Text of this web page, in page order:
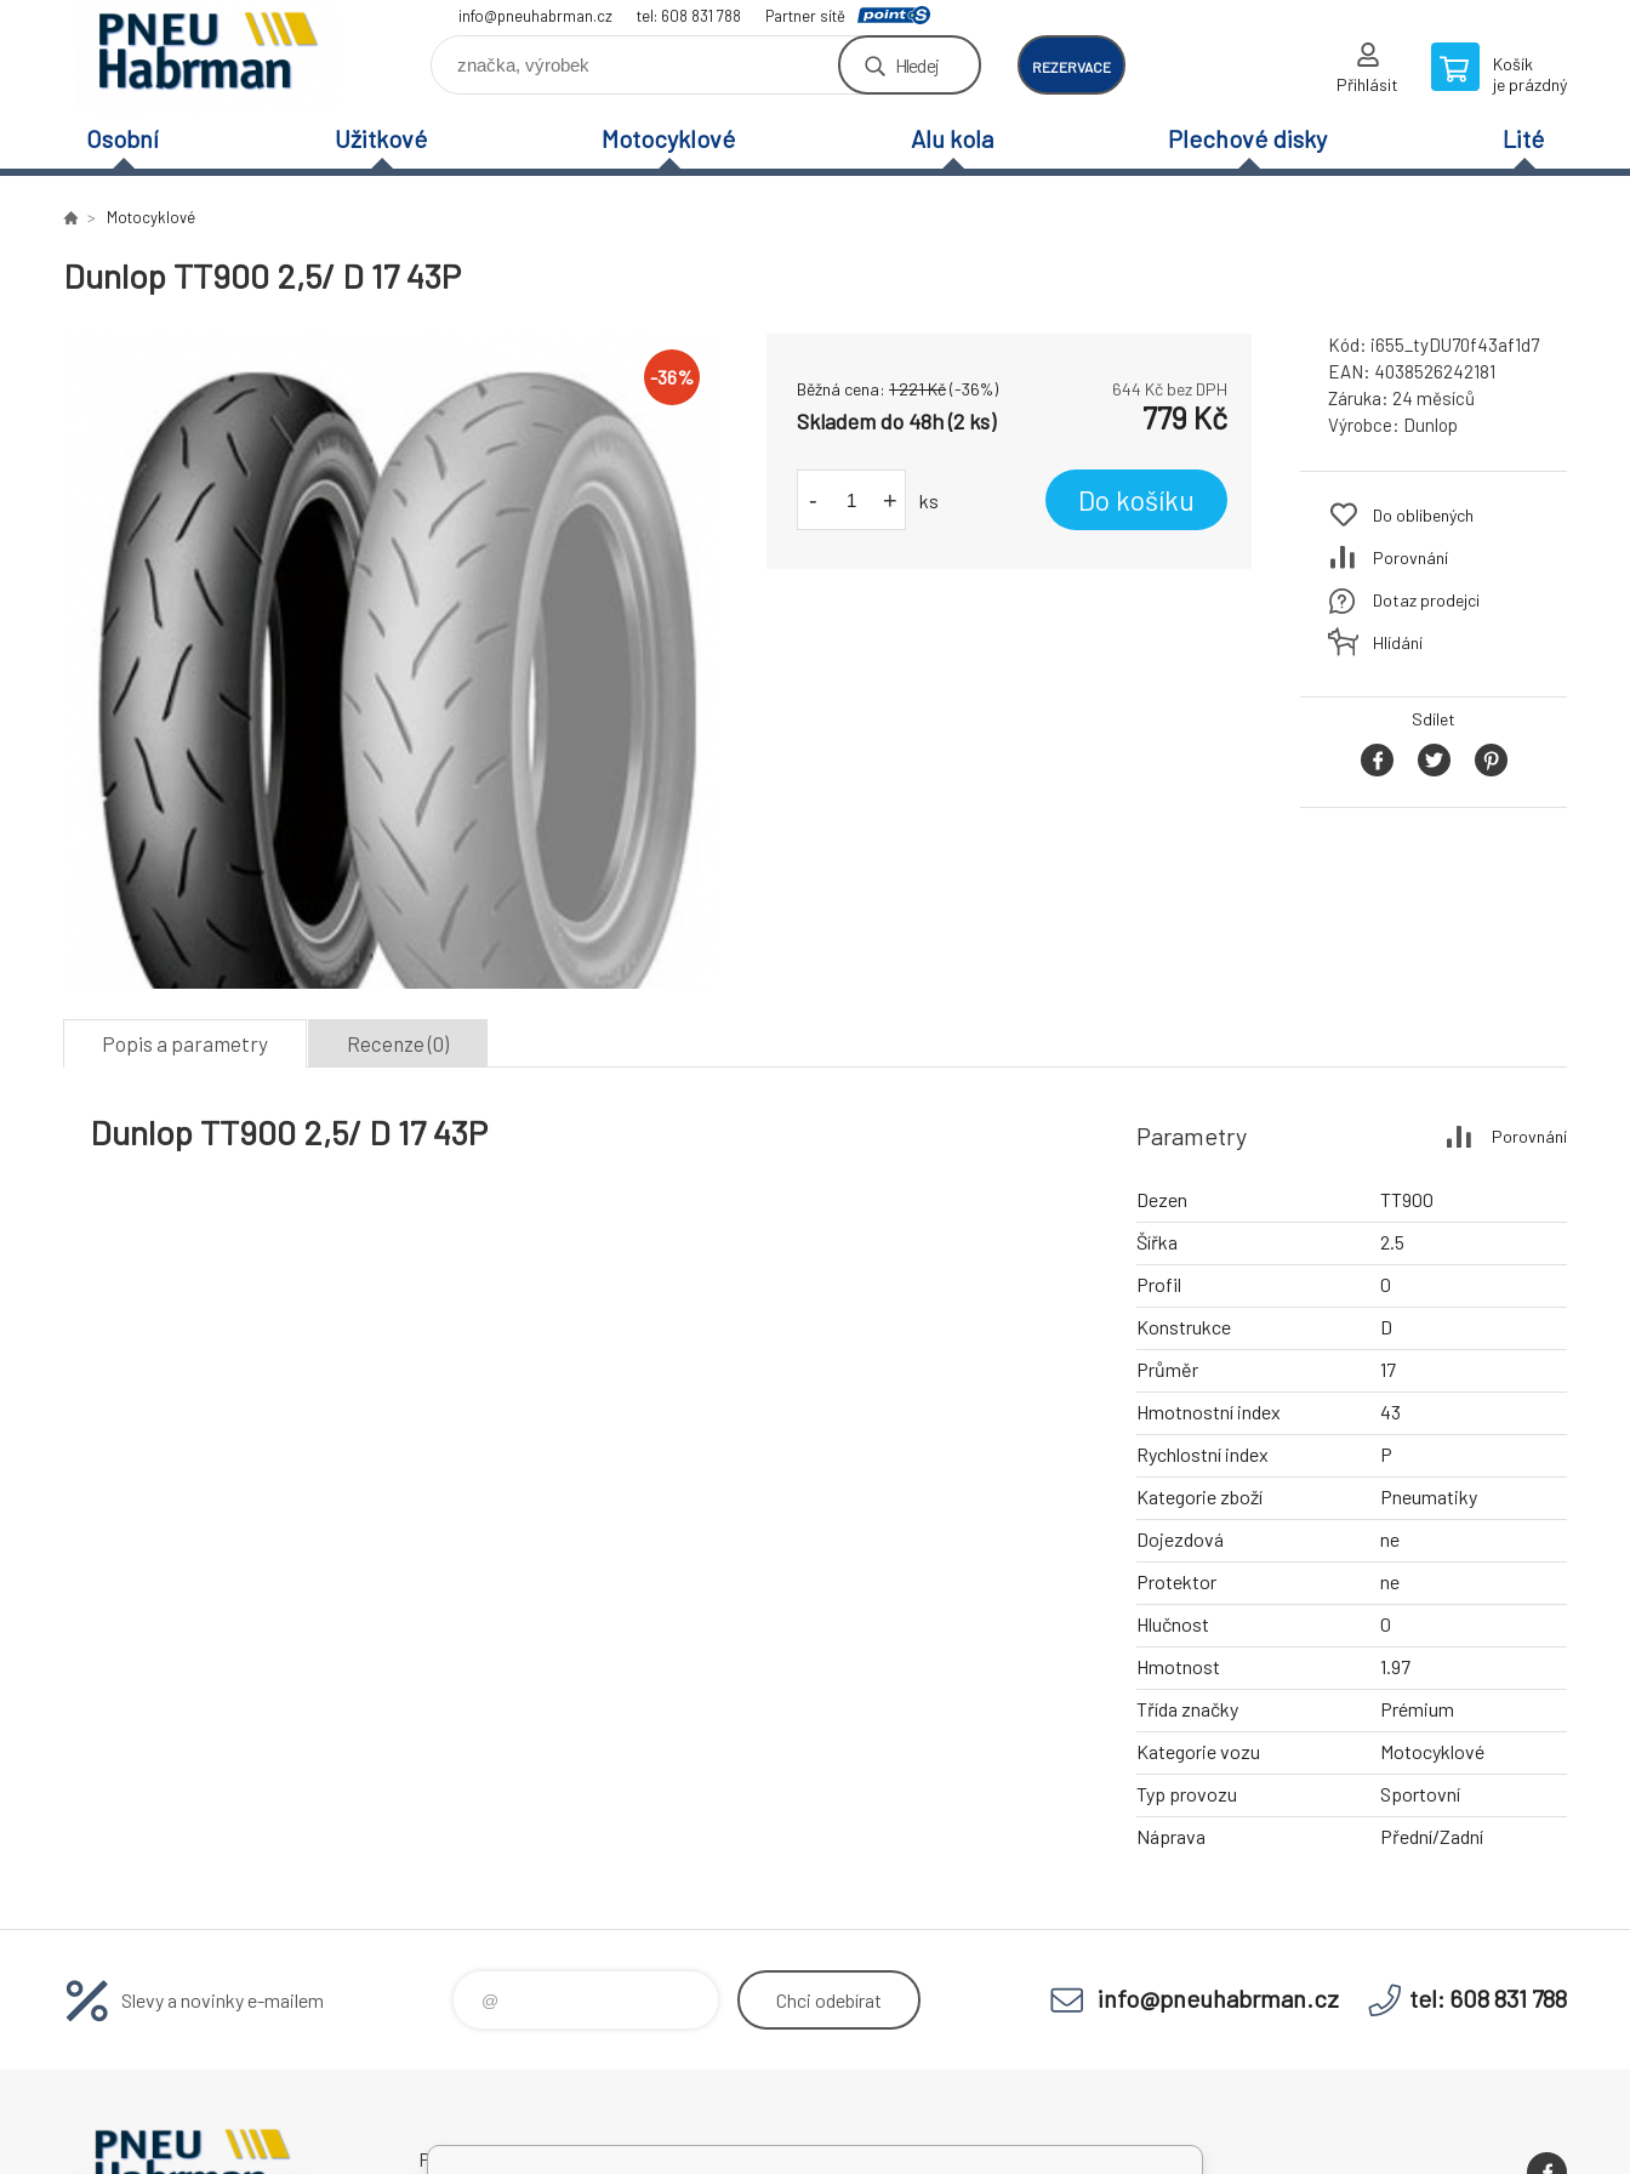
info@pneuhabrman.cz tel: 608 831 788 Partner sítě
Hledej REZERVACE
Přihlásit
Košík
je prázdný
Osobní Užitkové Motocyklové Alu kola Plechové disky Lité
Motocyklové
Dunlop TT900 2,5/ D 17 43P
-36%
Běžná cena: 1 221Kč(-36%) 644 Kč bez DPH
Skladem do 48h (2 ks) 779 Kč
- + ks Do košíku
Kód: i655_tyDU70f43af1d7
EAN: 4038526242181
Záruka: 24 měsíců
Výrobce: Dunlop
Do oblíbených
Porovnání
Dotaz prodejci
Hlídání
Sdílet
Popis a parametry Recenze (0)
Dunlop TT900 2,5/ D 17 43P Parametry Porovnání
Dezen
TT900
Šířka
2.5
Profil
0
Konstrukce
D
Průměr
17
Hmotnostní index
43
Rychlostní index
P
Kategorie zboží
Pneumatiky
Dojezdová
ne
Protektor
ne
Hlučnost
0
Hmotnost
1.97
Třída značky
Prémium
Kategorie vozu
Motocyklové
Typ provozu
Sportovní
Náprava
Přední/Zadní
Slevy a novinky e-mailem Chci odebírat info@pneuhabrman.cz tel: 608 831 788
Pneu Habrman s.r.o.